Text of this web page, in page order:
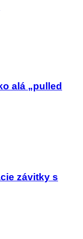
alá „pulled
závitky s